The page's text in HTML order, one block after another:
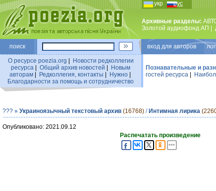
укр рус
Архивные разделы:
Золотой аудиофонд АП
поиск вход для авторов
О ресурсе poezia.org
Новости редколлегии
ресурса
Общий архив новостей
Новым
авторам| Редколлегия, контакты Нужно|
Благодарности за помощь и сотрудничество
Познавательные и
гостей ресурса
??? » Украиноязычный текстовый архив (16768) / Интимная лирика
Опубликовано: 2021.09.12
Распечатать произведение